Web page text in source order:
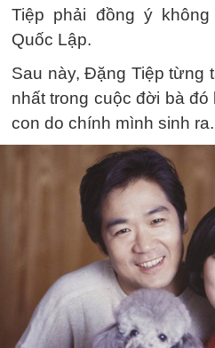
Tiệp phải đồng ý
Quốc Lập.
Sau này, Đặng Tiệp từng
nhất trong cuộc đời bà
con do chính mình sinh ra.